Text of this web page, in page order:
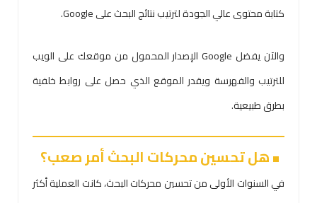
كتابة محتوى عالي الجودة لترتيب نتائج البحث على Google.
والآن يفضل Google الإصدار المحمول من موقعك على الويب
للترتيب والفهرسة ويقدر الموقع الذي حصل على روابط خلفية
بطرق طبيعية.
هل تحسين محركات البحث أمر صعب؟
في السنوات الأولى من تحسين محركات البحث، كانت العملية أكثر